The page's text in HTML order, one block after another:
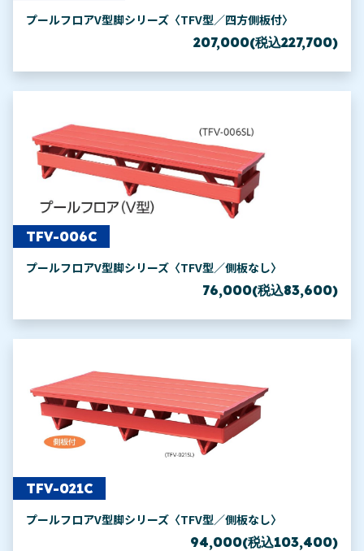
プールフロアV型脚シリーズ〈TFV型／四方側板付〉
207,000(税込227,700)
TFV-006C
プールフロアV型脚シリーズ〈TFV型／側板なし〉
76,000(税込83,600)
TFV-021C
プールフロアV型脚シリーズ〈TFV型／側板なし〉
94,000(税込103,400)